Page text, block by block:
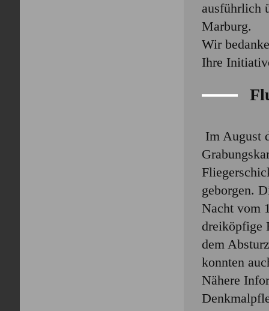
ausführlich
Marburg.
Wir
Ihre
Im August
geborgen.
Nacht vom
dreiköpfige
dem
konnten
Nähere